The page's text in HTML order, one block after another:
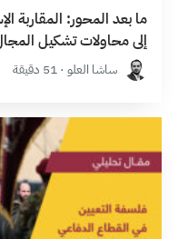
ما بعد المحور: المقاربة
إلى محاولات تشكيل
ساشا العلو · 51 دقيقة